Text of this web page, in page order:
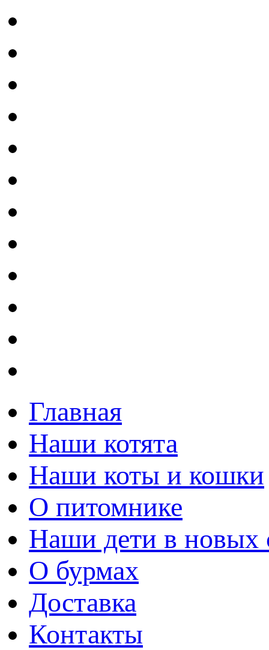
Главная
Наши котята
Наши коты и кошки
О питомнике
Наши дети в новых
О бурмах
Доставка
Контакты